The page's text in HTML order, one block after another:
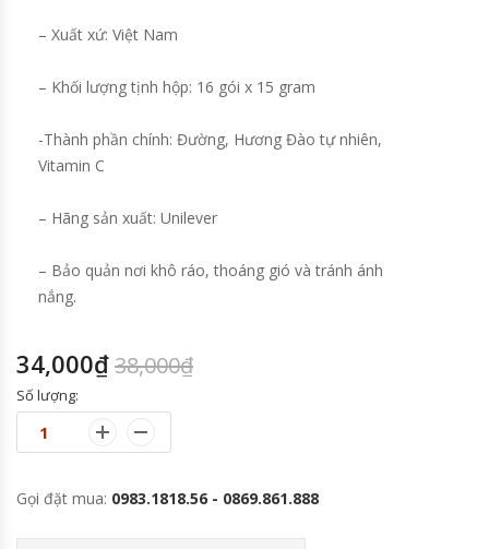
– Xuất xứ: Việt Nam
– Khối lượng tịnh hộp: 16 gói x 15 gram
-Thành phần chính: Đường, Hương Đào tự nhiên,
Vitamin C
– Hãng sản xuất: Unilever
– Bảo quản nơi khô ráo, thoáng gió và tránh ánh
nắng.
38,000₫
34,000₫
Số lượng:
Gọi đặt mua: 0983.1818.56 - 0869.861.888